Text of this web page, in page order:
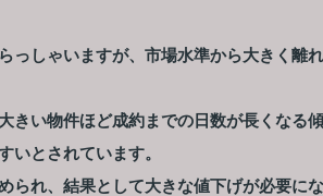
っしゃいますが、市場水準から大きく離れ
きい物件ほど成約までの日数が長くなる傾
いとされています。
られ、結果として大きな値下げが必要にな